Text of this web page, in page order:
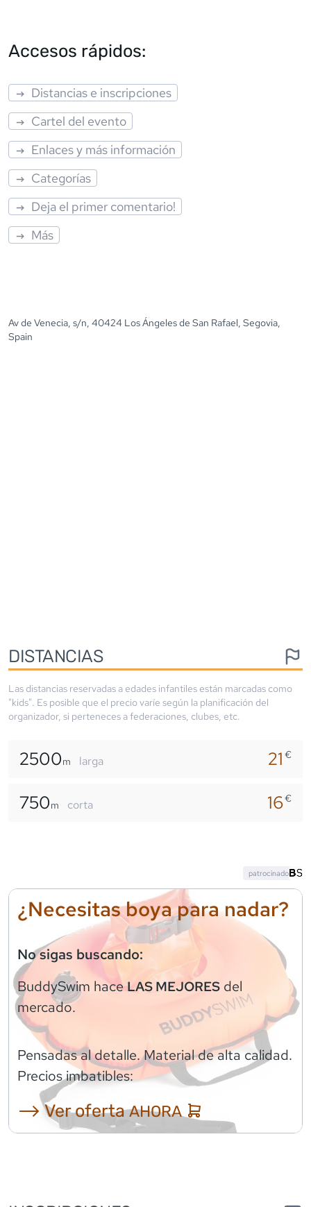
Accesos rápidos:
Distancias e inscripciones
Cartel del evento
Enlaces y más información
Categorías
Deja el primer comentario!
Más
Av de Venecia, s/n, 40424 Los Ángeles de San Rafael, Segovia,
Spain
DISTANCIAS
Las distancias reservadas a edades infantiles están marcadas como
"kids". Es posible que el precio varíe según la planificación del
organizador, si perteneces a federaciones, clubes, etc.
2500m larga 21€
750m corta 16€
¿Necesitas boya para nadar?
No sigas buscando:
BuddySwim haceLAS MEJORES del
mercado.
Pensadas al detalle. Material de alta calidad.
Precios imbatibles:
⟶ Ver ofertaAHORA
patrocinado